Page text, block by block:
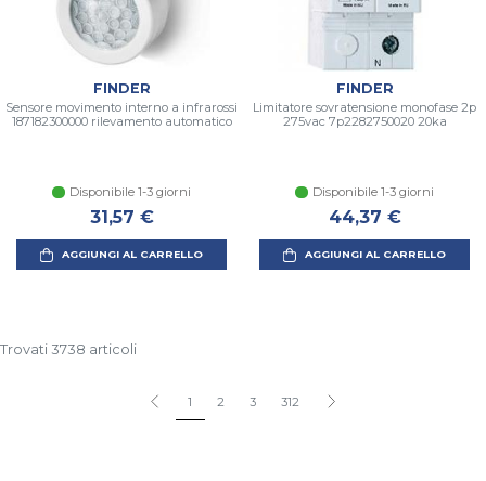
FINDER
Sensore movimento interno a infrarossi
187182300000 rilevamento automatico
Disponibile 1-3 giorni
31,57 €
AGGIUNGI AL CARRELLO
FINDER
Limitatore sovratensione monofase 2p
275vac 7p2282750020 20ka
Disponibile 1-3 giorni
44,37 €
AGGIUNGI AL CARRELLO
Trovati 3738 articoli
1 2 3 312